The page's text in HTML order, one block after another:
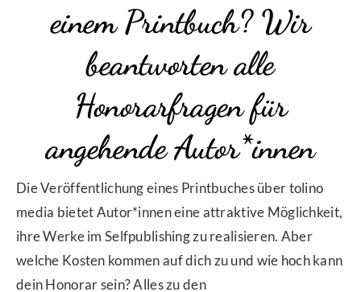
einem Printbuch? Wir
beantworten alle
Honorarfragen für
angehende Autor*innen
Die Veröffentlichung eines Printbuches über tolino
media bietet Autor*innen eine attraktive Möglichkeit,
ihre Werke im Selfpublishing zu realisieren. Aber
welche Kosten kommen auf dich zu und wie hoch kann
dein Honorar sein? Alles zu den